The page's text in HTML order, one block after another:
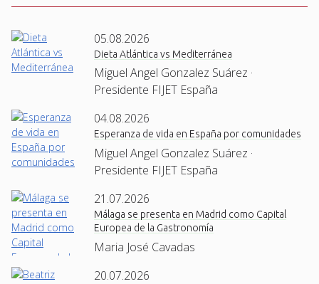
05.08.2026
Dieta Atlántica vs Mediterránea
Miguel Angel Gonzalez Suárez ·
Presidente FIJET España
04.08.2026
Esperanza de vida en España por comunidades
Miguel Angel Gonzalez Suárez ·
Presidente FIJET España
21.07.2026
Málaga se presenta en Madrid como Capital
Europea de la Gastronomía
Maria José Cavadas
20.07.2026